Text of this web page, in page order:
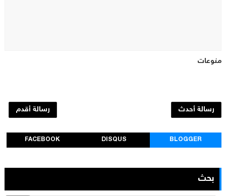
منوعات
رسالة أحدث رسالة أقدم
BLOGGER
DISQUS
FACEBOOK
بحث